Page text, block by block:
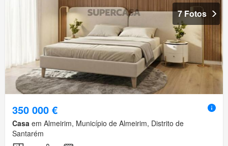
7 Fotos
350 000 €
Casa em Almeirim, Município de Almeirim, Distrito de
Santarém